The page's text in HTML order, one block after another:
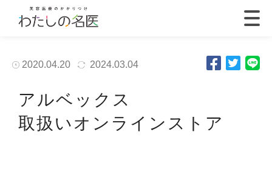
2020.04.20 2024.03.04
アルベックス
取扱いオンラインストア